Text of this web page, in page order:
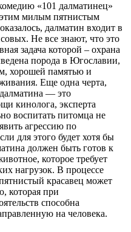
«101 далматинец»
милым пятнистым
далматин входит в
Не все знают, что это
задача которой – охрана
порода в Югославии,
хорошей памятью и
Еще одна черта,
далматина — это
кинолога, эксперта
воспитать питомца не
агрессию по
для этого будет хотя бы
должен быть готов к
которое требует
нагрузок. В процессе
красавец может
которая при
способна
на человека.